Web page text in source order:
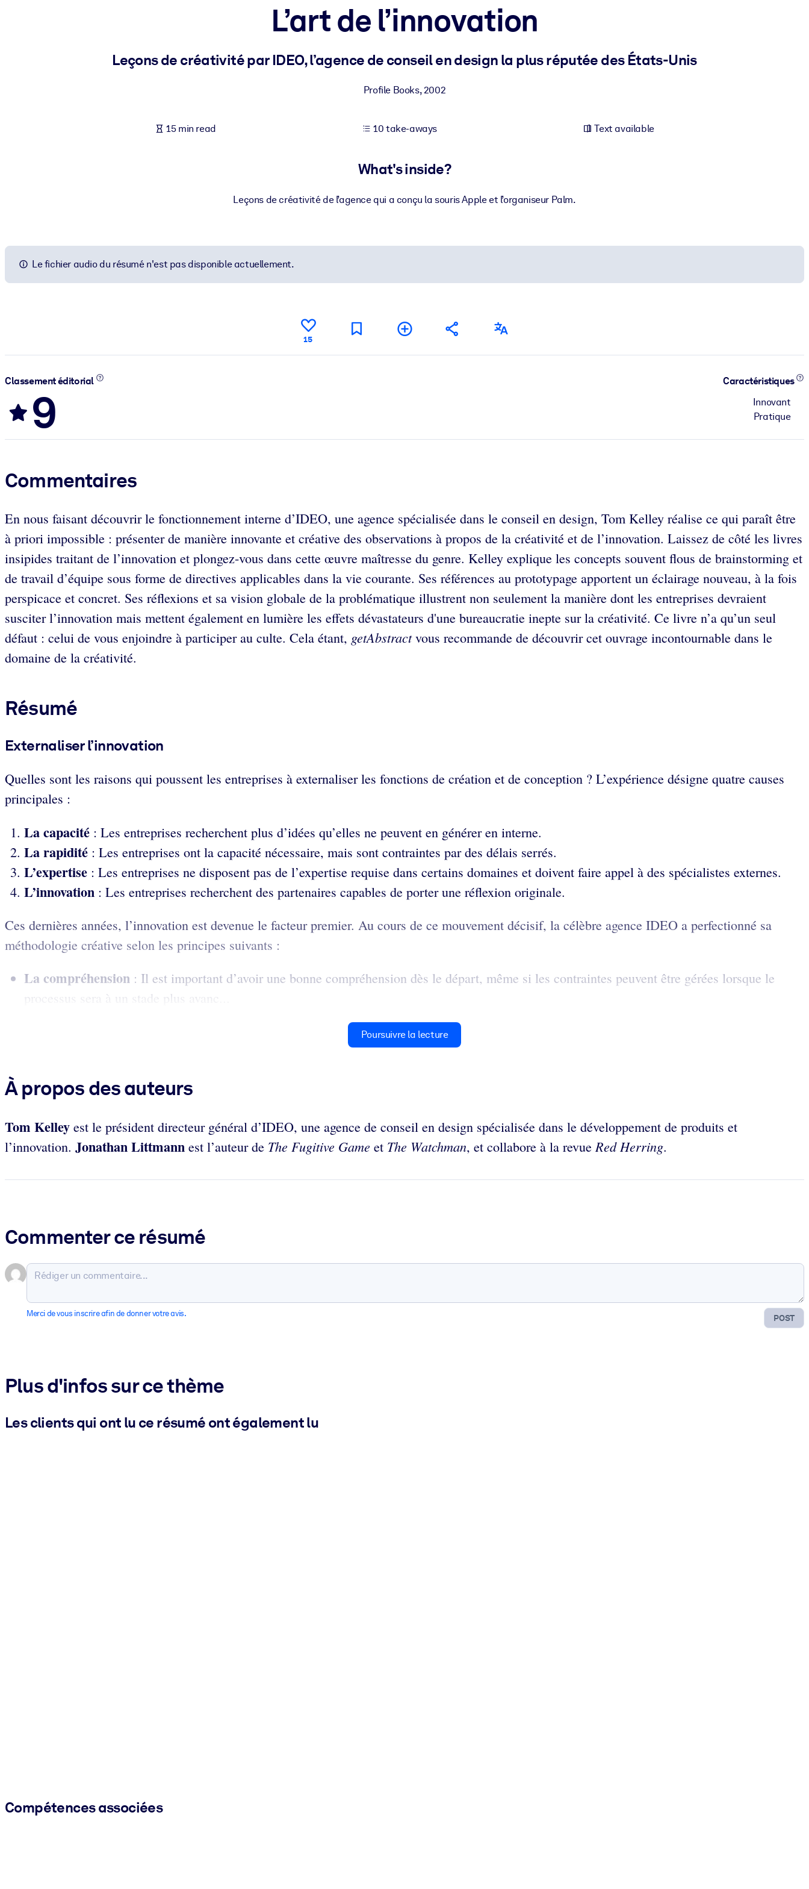
For Corporate Libraries
Fuel your AI systems with reliable, structured knowledge to improve outputs.
L’art de l’innovation
Leçons de créativité par IDEO, l’agence de conseil en design la plus réputée des États-Unis
Profile Books,2002
15 min read 10 take-aways Text available
What's inside?
Leçons de créativité de l’agence qui a conçu la souris Apple et l’organiseur Palm.
Le fichier audio du résumé n'est pas disponible actuellement.
15
Classement éditorial
9
Caractéristiques
Innovant
Pratique
Commentaires
En nous faisant découvrir le fonctionnement interne d’IDEO, une agence spécialisée dans le conseil en design, Tom Kelley réalise ce qui paraît être
à priori impossible : présenter de manière innovante et créative des observations à propos de la créativité et de l’innovation. Laissez de côté les livres
insipides traitant de l’innovation et plongez-vous dans cette œuvre maîtresse du genre. Kelley explique les concepts souvent flous de brainstorming et
de travail d’équipe sous forme de directives applicables dans la vie courante. Ses références au prototypage apportent un éclairage nouveau, à la fois
perspicace et concret. Ses réflexions et sa vision globale de la problématique illustrent non seulement la manière dont les entreprises devraient
susciter l’innovation mais mettent également en lumière les effets dévastateurs d'une bureaucratie inepte sur la créativité. Ce livre n’a qu’un seul
défaut : celui de vous enjoindre à participer au culte. Cela étant, getAbstractvous recommande de découvrir cet ouvrage incontournable dans le
domaine de la créativité.
Résumé
Externaliser l’innovation
Quelles sont les raisons qui poussent les entreprises à externaliser les fonctions de création et de conception ? L’expérience désigne quatre causes
principales :
La capacité : Les entreprises recherchent plus d’idées qu’elles ne peuvent en générer en interne.
La rapidité : Les entreprises ont la capacité nécessaire, mais sont contraintes par des délais serrés.
L’expertise : Les entreprises ne disposent pas de l’expertise requise dans certains domaines et doivent faire appel à des spécialistes externes.
L’innovation : Les entreprises recherchent des partenaires capables de porter une réflexion originale.
Ces dernières années, l’innovation est devenue le facteur premier. Au cours de ce mouvement décisif, la célèbre agence IDEO a perfectionné sa
méthodologie créative selon les principes suivants :
La compréhension : Il est important d’avoir une bonne compréhension dès le départ, même si les contraintes peuvent être gérées lorsque le
processus sera à un stade plus avanc...
Poursuivre la lecture
À propos des auteurs
Tom Kelley est le président directeur général d’IDEO, une agence de conseil en design spécialisée dans le développement de produits et
l’innovation. Jonathan Littmann est l’auteur de The Fugitive Game et The Watchman, et collabore à la revue Red Herring.
Commenter ce résumé
POST
Merci de vous inscrire afin de donner votre avis.
Plus d'infos sur ce thème
Les clients qui ont lu ce résumé ont également lu
Compétences associées